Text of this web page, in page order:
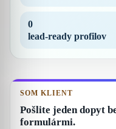
0
lead-ready profilov
SOM KLIENT
Pošlite jeden dopyt
formulármi.